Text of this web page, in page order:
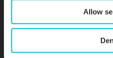
Allow
Szenario 3: Erfolg
Mit herausragenden
Technikern steht deinem